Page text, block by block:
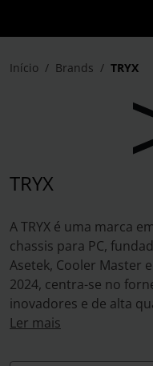
Início Brands TRYX
TRYX
A TRYX é uma marca
chassis para PC,
Asetek, Cooler Master
2024, centra-se no
inovadores e de alta
gamers. Sendo uma
Ler mais